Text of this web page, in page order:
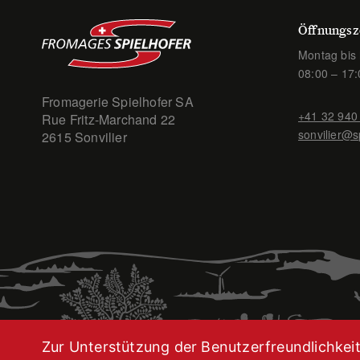
Fromagerie Spielhofer SA
Rue Fritz-Marchand 22
2615 Sonvilier
Montag bis
08:00 –
+41 32
Zur Unterstützung der